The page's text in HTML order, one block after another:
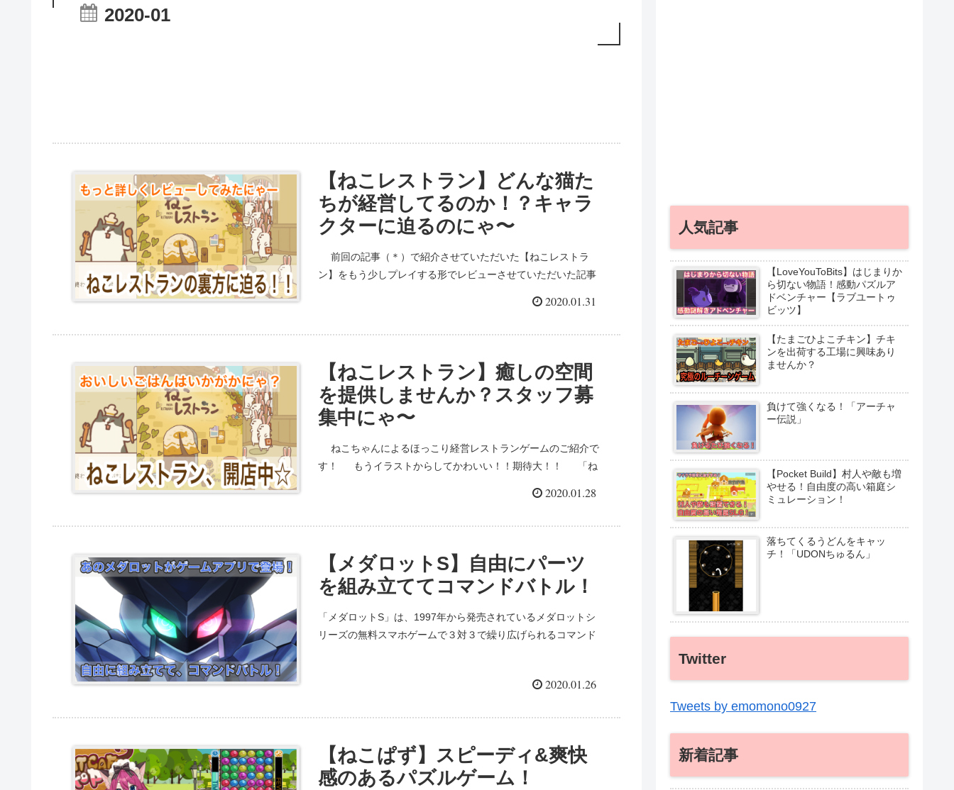
2020-01
【ねこレストラン】どんな猫た
ちが経営してるのか！？キャラ
クターに迫るのにゃ〜
前回の記事（＊）で紹介させていただいた【ねこレストラ
ン】をもう少しプレイする形でレビューさせていただいた記事
回はキャラクターとかストーリーとかに注視してるみた...
2020.01.31
【ねこレストラン】癒しの空間
を提供しませんか？スタッフ募
集中にゃ〜
ねこちゃんによるほっこり経営レストランゲームのご紹介で
す！ もうイラストからしてかわいい！！期待大！！ 「ね
2020.01.28
【メダロットS】自由にパーツ
を組み立ててコマンドバトル！
「メダロットS」は、1997年から発売されているメダロットシ
リーズの無料スマホゲームで３対３で繰り広げられるコマンド
目重視のロボットなども楽しめるため、カスタマイズの幅が広
2020.01.26
【ねこぱず】スピーディ&爽快
感のあるパズルゲーム！
人気記事
【LoveYouToBits】はじまりか
ら切ない物語！感動パズルア
ドベンチャー【ラブユートゥ
ビッツ】
【たまごひよこチキン】チキ
ンを出荷する工場に興味あり
ませんか？
負けて強くなる！「アーチャ
ー伝説」
【Pocket Build】村人や敵も増
やせる！自由度の高い箱庭シ
ミュレーション！
落ちてくるうどんをキャッ
チ！「UDONちゅるん」
Twitter
Tweets by emomono0927
新着記事